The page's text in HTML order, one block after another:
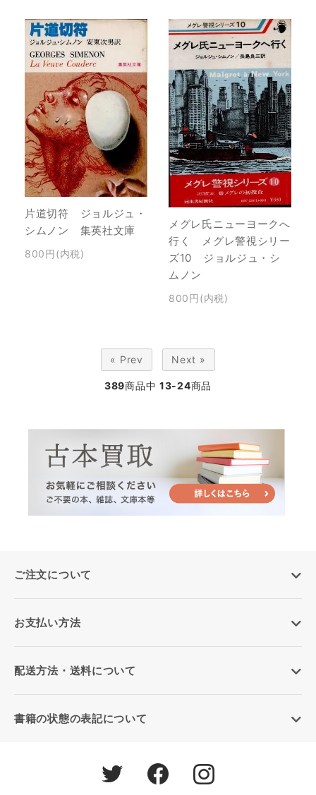
片道切符 ジョルジュ・
シムノン 集英社文庫
800円(内税)
メグレ氏ニューヨークへ
行く メグレ警視シリー
ズ10 ジョルジュ・シ
ムノン
800円(内税)
« Prev Next »
389商品中 13-24商品
ご注文について
お支払い方法
配送方法・送料について
書籍の状態の表記について